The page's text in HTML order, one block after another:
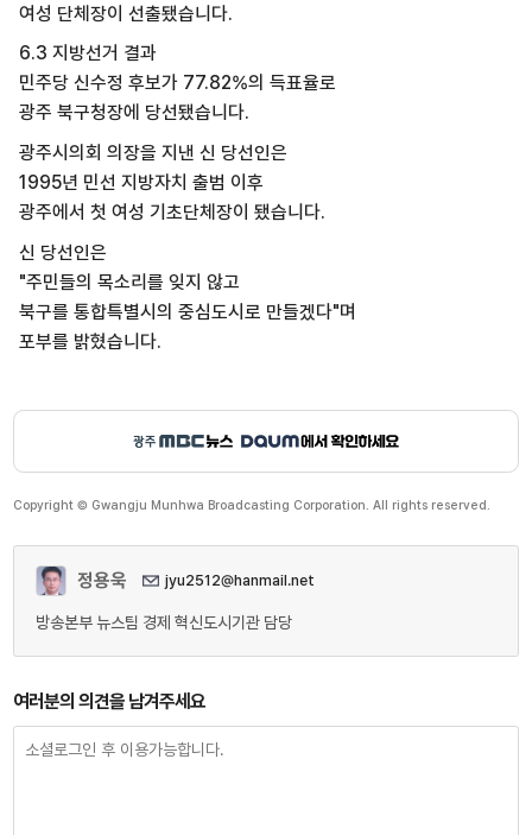
여성 단체장이 선출됐습니다.
6.3 지방선거 결과
민주당 신수정 후보가 77.82%의 득표율로
광주 북구청장에 당선됐습니다.
광주시의회 의장을 지낸 신 당선인은
1995년 민선 지방자치 출범 이후
광주에서 첫 여성 기초단체장이 됐습니다.
신 당선인은
"주민들의 목소리를 잊지 않고
북구를 통합특별시의 중심도시로 만들겠다"며
포부를 밝혔습니다.
Copyright © Gwangju Munhwa Broadcasting Corporation. All rights reserved.
정용욱 jyu2512@hanmail.net
방송본부 뉴스팀 경제 혁신도시기관 담당
여러분의 의견을 남겨주세요